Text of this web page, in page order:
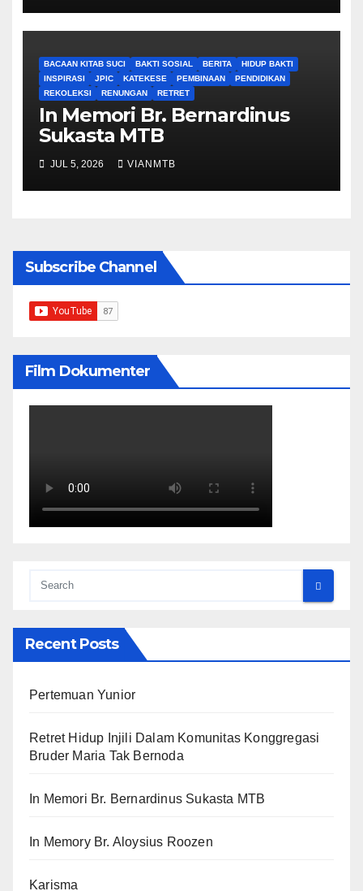
BACAAN KITAB SUCI BAKTI SOSIAL BERITA
HIDUP BAKTI
INSPIRASI
JPIC KATEKESE PEMBINAAN
PENDIDIKAN
REKOLEKSI
RENUNGAN RETRET
In Memori Br. Bernardinus
Sukasta MTB
JUL 5, 2026 VIANMTB
Subscribe Channel
Film Dokumenter
Recent Posts
Pertemuan Yunior
Retret Hidup Injili Dalam Komunitas Konggregasi
Bruder Maria Tak Bernoda
In Memori Br. Bernardinus Sukasta MTB
In Memory Br. Aloysius Roozen
Karisma